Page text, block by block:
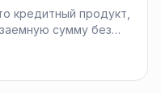
кредитный продукт,
сумму без